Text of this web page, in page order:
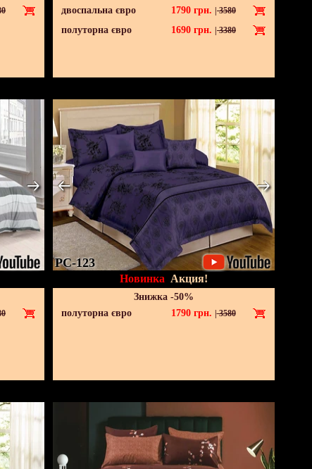
двоспальна євро
1790 грн. 3580
полуторна євро 1690 грн. 3380
PC-123
Новинка Акция!
Знижка -50%
полуторна євро
1790 грн. |3580